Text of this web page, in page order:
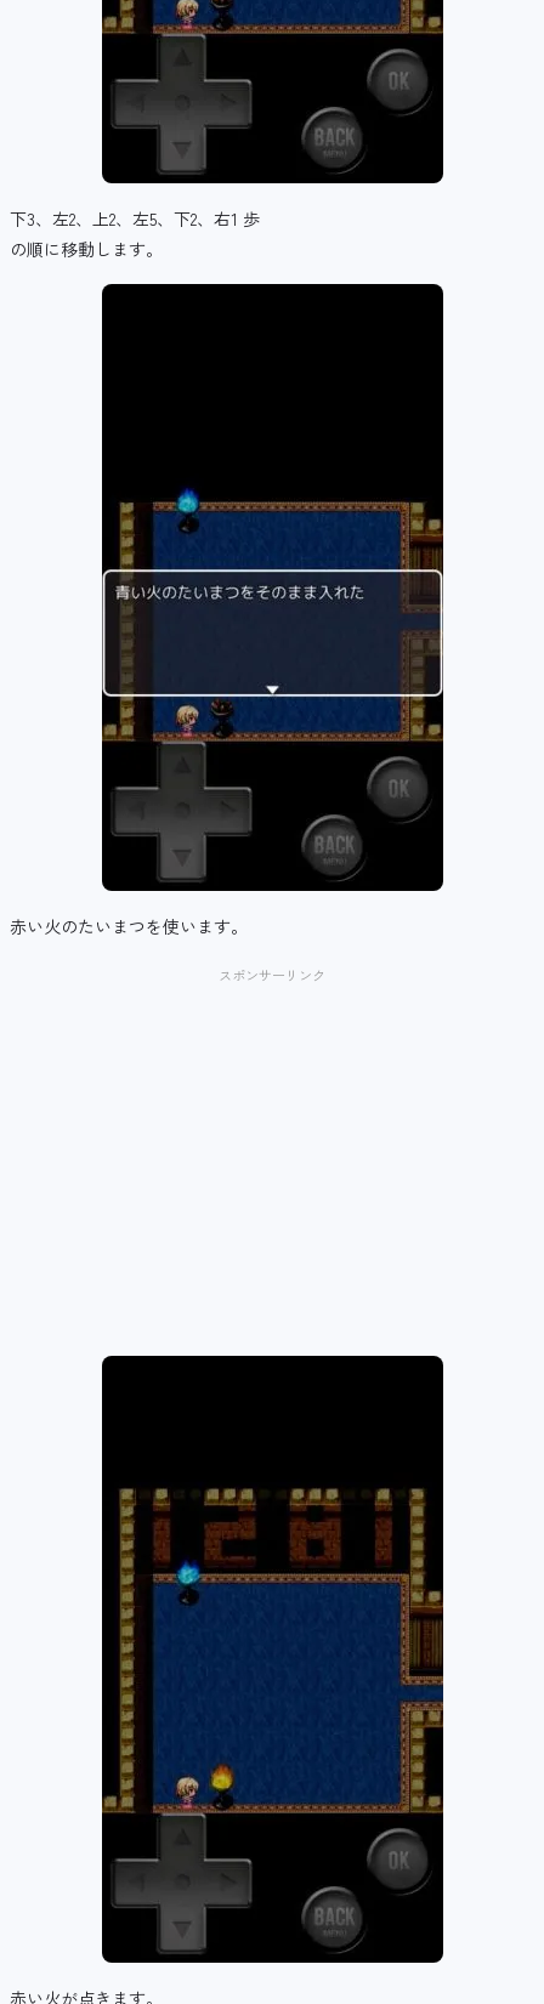
下3、左2、上2、左5、下2、右1 歩
の順に移動します。
赤い火のたいまつを使います。
スポンサーリンク
赤い火が点きます。